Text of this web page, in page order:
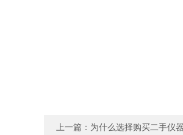
上一篇： 为什么选择购买二手仪器